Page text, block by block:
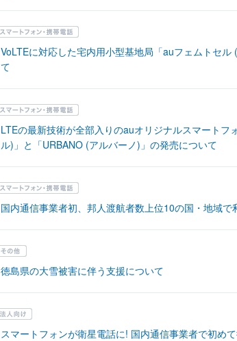
VoLTEに対応した宅内用小型基地局「auフェムトセル
て
LTEの最新技術が全部入りのauオリジナルスマートフ
ル)」と「URBANO (アルバーノ)」の発売について
国内通信事業者初、邦人渡航者数上位10の国・地域で
徳島県の大雪被害に伴う支援について
スマートフォンが衛星電話に! 国内通信事業者で初め